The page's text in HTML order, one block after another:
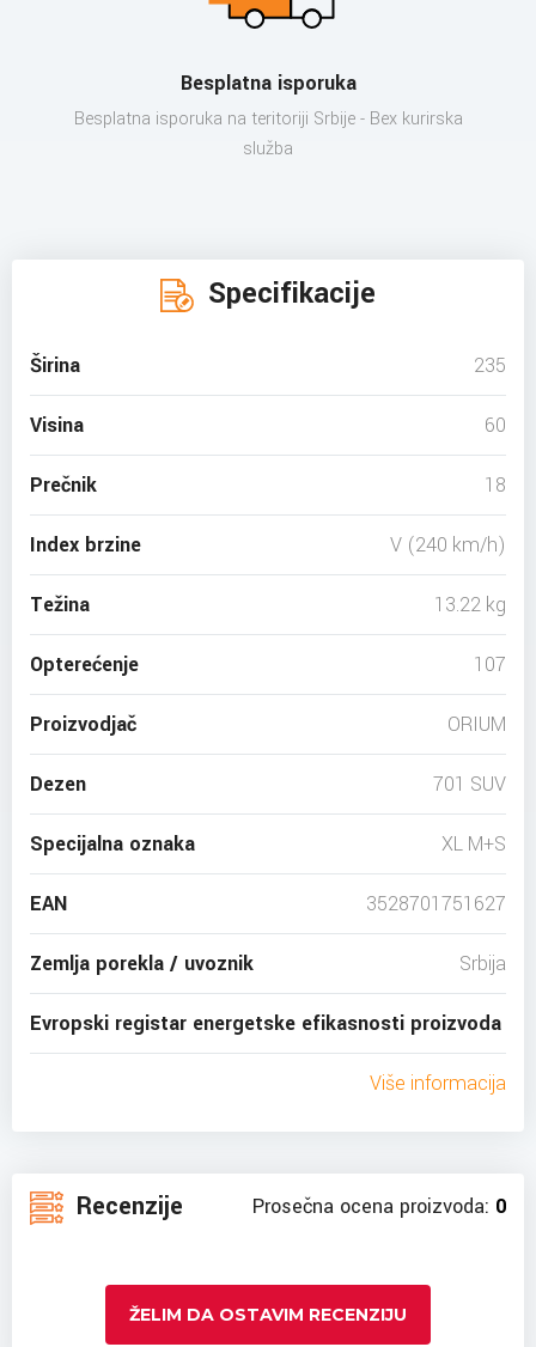
Besplatna isporuka
Besplatna isporuka na teritoriji Srbije - Bex kurirska
služba
Specifikacije
Širina 235
Visina 60
Prečnik 18
Index brzine V (240 km/h)
Težina 13.22 kg
Opterećenje 107
Proizvodjač ORIUM
Dezen 701 SUV
Specijalna oznaka XL M+S
EAN 3528701751627
Zemlja porekla / uvoznik Srbija
Evropski registar energetske efikasnosti proizvoda
Više informacija
Recenzije Prosečna ocena proizvoda: 0
ŽELIM DA OSTAVIM RECENZIJU